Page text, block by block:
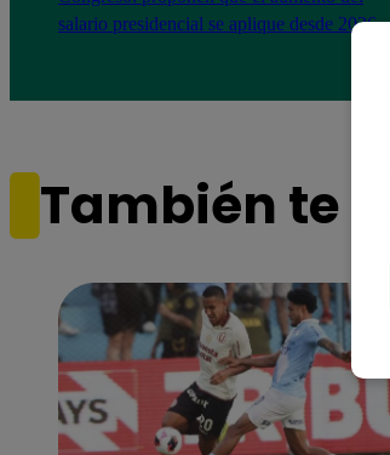
salario presidencial se aplique desde 2026
También te